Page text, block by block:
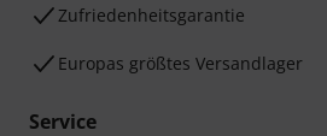
Zufriedenheitsgarantie
Europas größtes Versandlager
Service